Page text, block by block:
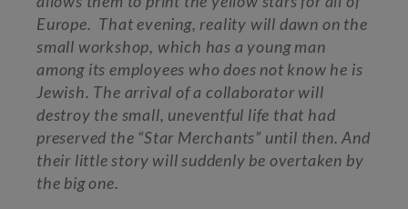
Europe. That evening, reality will dawn on the
small workshop, which has a young man
among its employees who does not know he is
Jewish. The arrival of a collaborator will
destroy the small, uneventful life that had
preserved the “Star Merchants” until then. And
their little story will suddenly be overtaken by
the big one.